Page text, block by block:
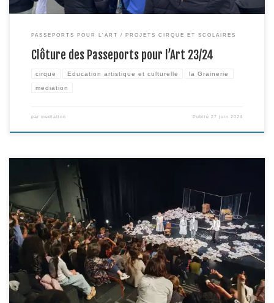
PASSEPORTS POUR L'ART PROJETS CIRQUE ET SCOLAIRES
Clôture des Passeports pour l’Art 23/24
cirque Education artistique et culturelle la Grainerie
mediation
par mediation Publié27 juin 2024
Les compagnies de la Générale Posthume, la Subliminati Corporation et Kif
Kif Cie ont pris possession de la Grainerie fin avril dernier dans le cadre du
festival Autotune. Ce temps fort a été l’occasion de plusieurs
représentations tout public pour chaque compagnie, des temps festifs
mais également des représentations scolaires ! […]